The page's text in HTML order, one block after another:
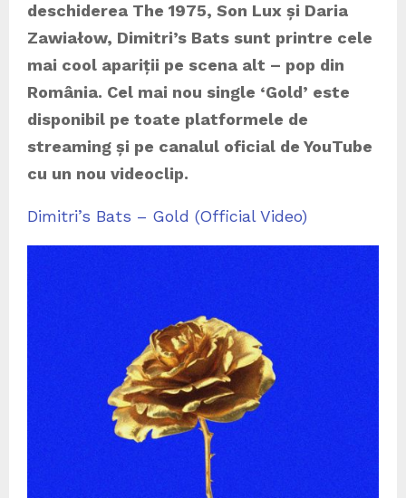
deschiderea The 1975, Son Lux și Daria
Zawiałow, Dimitri’s Bats sunt printre cele
mai cool apariții pe scena alt – pop din
România. Cel mai nou single ‘Gold’ este
disponibil pe toate platformele de
streaming și pe canalul oficial de YouTube
cu un nou videoclip.
Dimitri’s Bats – Gold (Official Video)